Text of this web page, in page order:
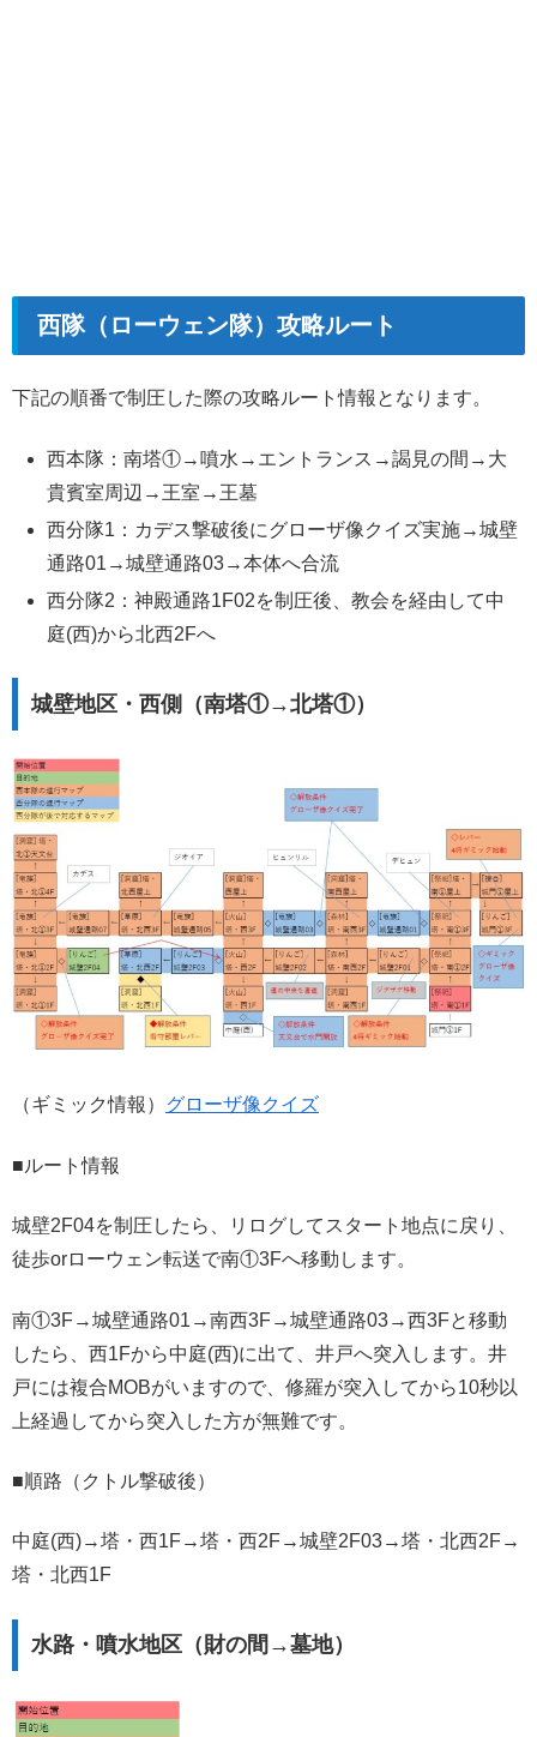
西隊（ローウェン隊）攻略ルート
下記の順番で制圧した際の攻略ルート情報となります。
西本隊：南塔①→噴水→エントランス→謁見の間→大
貴賓室周辺→王室→王墓
西分隊1：カデス撃破後にグローザ像クイズ実施→城壁
通路01→城壁通路03→本体へ合流
西分隊2：神殿通路1F02を制圧後、教会を経由して中
庭(西)から北西2Fへ
城壁地区・西側（南塔①→北塔①）
（ギミック情報） グローザ像クイズ
■ルート情報
城壁2F04を制圧したら、リログしてスタート地点に戻り、
徒歩orローウェン転送で南①3Fへ移動します。
南①3F→城壁通路01→南西3F→城壁通路03→西3Fと移動
したら、西1Fから中庭(西)に出て、井戸へ突入します。井
戸には複合MOBがいますので、修羅が突入してから10秒以
上経過してから突入した方が無難です。
■順路（クトル撃破後）
中庭(西)→塔・西1F→塔・西2F→城壁2F03→塔・北西2F→
塔・北西1F
水路・噴水地区（財の間→墓地）